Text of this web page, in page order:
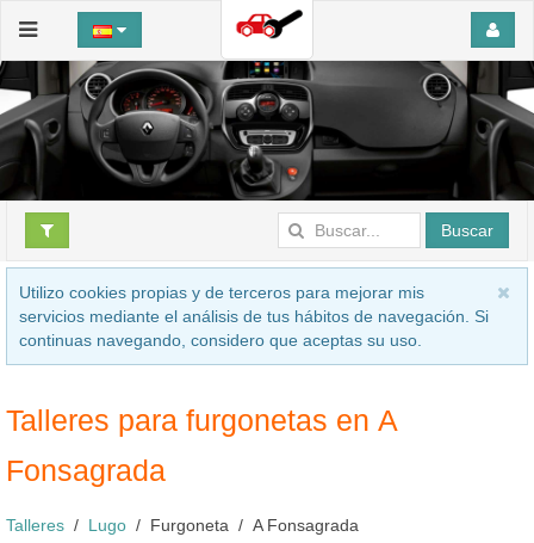
Buscar
Utilizo cookies propias y de terceros para mejorar mis
servicios mediante el análisis de tus hábitos de navegación. Si
continuas navegando, considero que aceptas su uso.
Talleres para furgonetas en A
Fonsagrada
Talleres Lugo Furgoneta A Fonsagrada